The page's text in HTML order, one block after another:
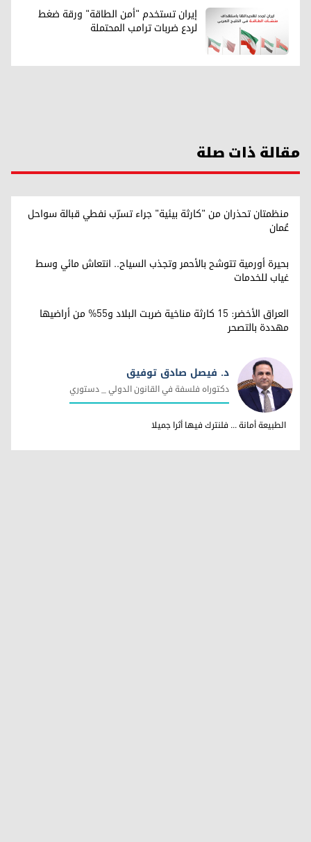
إيران تستخدم "أمن الطاقة" ورقة ضغط
لردع ضربات ترامب المحتملة
مقالة ذات صلة
منظمتان تحذران من "كارثة بيئية" جراء تسرّب نفطي قبالة سواحل
عُمان
بحيرة أورمية تتوشح بالأحمر وتجذب السياح.. انتعاش مائي وسط
غياب للخدمات
العراق الأخضر: 15 كارثة مناخية ضربت البلاد و55% من أراضيها
مهددة بالتصحر
د. فيصل صادق توفيق
د. فيصل صادق توفيق
دكتوراه فلسفة في القانون الدولي _ دستوري
الطبيعة أمانة ... فلنترك فيها أثرا جميلا